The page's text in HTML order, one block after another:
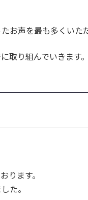
お声を最も多くいた
取り組んでいきます。
ります。
た。